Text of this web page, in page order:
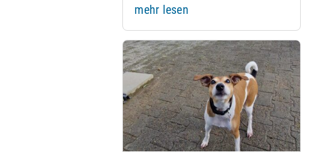
mehr lesen